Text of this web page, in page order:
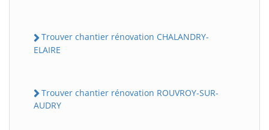
Trouver chantier rénovation CHALANDRY-
ELAIRE
Trouver chantier rénovation ROUVROY-SUR-
AUDRY